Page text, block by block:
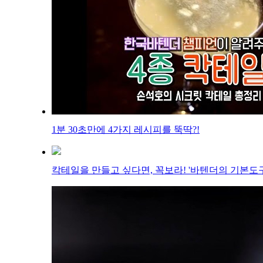
1분 30초만에 4가지 레시피를 뚝딱?!
칵테일을 만들고 싶다면, 꼭보라! '바텐더의 기본도